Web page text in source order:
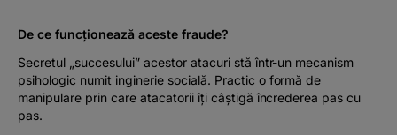
De ce funcționează aceste fraude?
Secretul „succesului” acestor atacuri stă într-un mecanism
psihologic numit inginerie socială. Practic o formă de
manipulare prin care atacatorii îți câștigă încrederea pas cu
pas.